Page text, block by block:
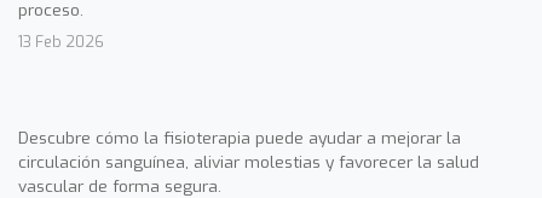
proceso.
13 Feb 2026
Descubre cómo la fisioterapia puede ayudar a mejorar la
circulación sanguínea, aliviar molestias y favorecer la salud
vascular de forma segura.